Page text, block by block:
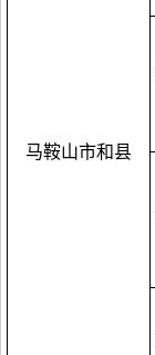
马鞍山市和县